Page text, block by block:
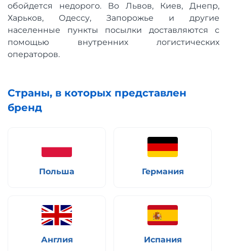
обойдется недорого. Во Львов, Киев, Днепр,
Харьков, Одессу, Запорожье и другие
населенные пункты посылки доставляются с
помощью внутренних логистических
операторов.
Страны, в которых представлен
бренд
Польша Германия
Англия Испания